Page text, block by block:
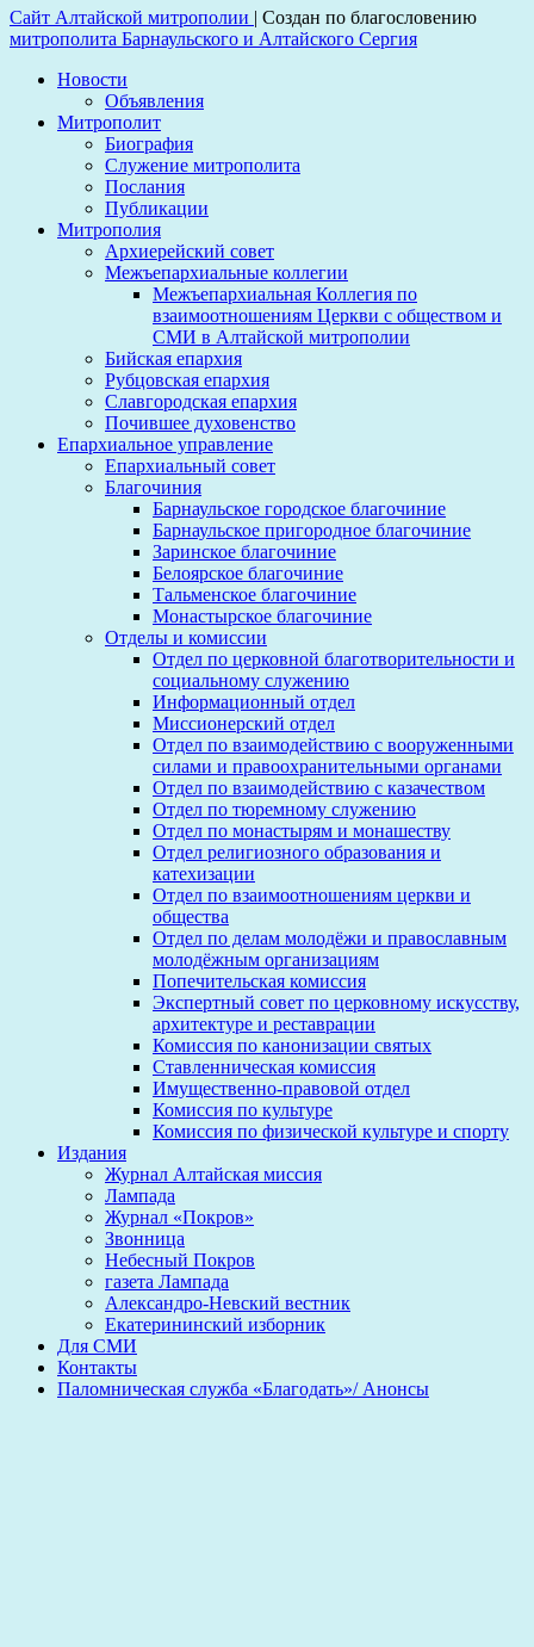
Сайт Алтайской митрополии | Создан по благословению
митрополита Барнаульского и Алтайского Сергия
Новости
Объявления
Митрополит
Биография
Служение митрополита
Послания
Публикации
Митрополия
Архиерейский совет
Межъепархиальные коллегии
Межъепархиальная Коллегия по
взаимоотношениям Церкви с обществом и
СМИ в Алтайской митрополии
Бийская епархия
Рубцовская епархия
Славгородская епархия
Почившее духовенство
Епархиальное управление
Епархиальный совет
Благочиния
Барнаульское городское благочиние
Барнаульское пригородное благочиние
Заринское благочиние
Белоярское благочиние
Тальменское благочиние
Монастырское благочиние
Отделы и комиссии
Отдел по церковной благотворительности и
социальному служению
Информационный отдел
Миссионерский отдел
Отдел по взаимодействию с вооруженными
силами и правоохранительными органами
Отдел по взаимодействию с казачеством
Отдел по тюремному служению
Отдел по монастырям и монашеству
Отдел религиозного образования и
катехизации
Отдел по взаимоотношениям церкви и
общества
Отдел по делам молодёжи и православным
молодёжным организациям
Попечительская комиссия
Экспертный совет по церковному искусству,
архитектуре и реставрации
Комиссия по канонизации святых
Ставленническая комиссия
Имущественно-правовой отдел
Комиссия по культуре
Комиссия по физической культуре и спорту
Издания
Журнал Алтайская миссия
Лампада
Журнал «Покров»
Звонница
Небесный Покров
газета Лампада
Александро-Невский вестник
Екатерининский изборник
Для СМИ
Контакты
Паломническая служба «Благодать»/ Анонсы